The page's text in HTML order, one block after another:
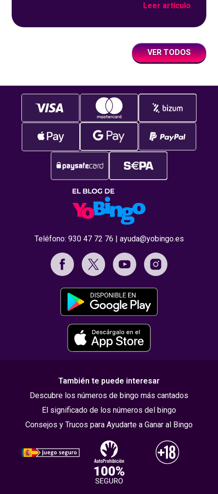
Leer artículo
VER TODOS
Teléfono: 930 47 72 76 | ayuda@yobingo.es
También te puede interesar
Descubre los números de bingo más cantados
El significado de los números del bingo
Consejos y Trucos para Ayudarte a Ganar al Bingo